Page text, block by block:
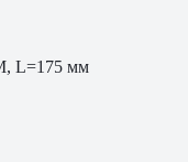
L=175 мм